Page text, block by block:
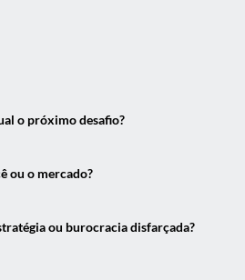
o próximo desafio?
ou o mercado?
ou burocracia disfarçada?